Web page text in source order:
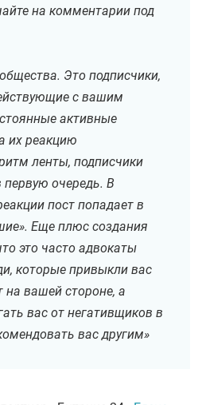
на комментарии под
Это подписчики,
с вашим
активные
их реакцию
ленты, подписчики
очередь. В
пост попадает в
Еще плюс создания
это часто адвокаты
которые привыкли вас
на вашей стороне, а
вас от негативщиков в
вас другим»